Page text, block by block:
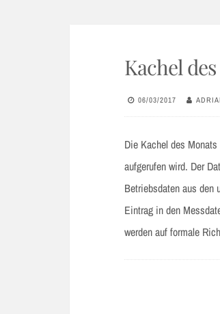
Kachel
06/03/2017
Die Kachel des
aufgerufen wird. Der
Betriebsdaten aus den
Eintrag in den
werden auf formale